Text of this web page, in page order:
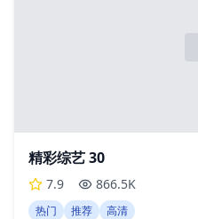
精彩综艺 30
7.9 866.5K
热门 推荐 高清